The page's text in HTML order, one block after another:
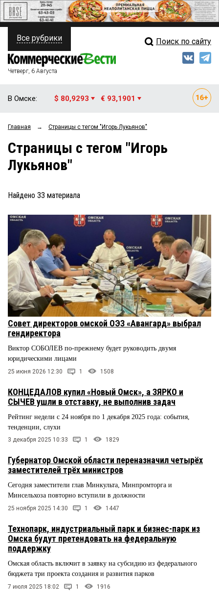
ПОЛИТИКА
ФИНАНСЫ
ОБЩЕСТВО
ЗАКОН
НОВОСТИ КОМПАНИЙ
ПРОИСШЕСТВИЯ
СТИЛЬ ЖИЗНИ
Свежий выпуск
Мнения
Рейтинги
Все рубрики Поиск по сайту
Четверг, 6 Августа
В Омске: $ 80,9293 € 93,1901
Главная → Страницы c тегом "Игорь Лукьянов"
Страницы c тегом "Игорь
Лукьянов"
Найдено 33 материала
Совет директоров омской ОЭЗ «Авангард» выбрал
гендиректора
Виктор СОБОЛЕВ по-прежнему будет руководить двумя
юридическими лицами
25 июня 2026 12:30 1 1508
КОНЦЕДАЛОВ купил «Новый Омск», а ЗЯРКО и
СЫЧЕВ ушли в отставку, не выполнив задач
Рейтинг недели с 24 ноября по 1 декабря 2025 года: события,
тенденции, слухи
3 декабря 2025 10:33 1 1829
Губернатор Омской области переназначил четырёх
заместителей трёх министров
Сегодня заместители глав Минкульта, Минпромторга и
Минсельхоза повторно вступили в должности
25 ноября 2025 14:30 1 1447
Технопарк, индустриальный парк и бизнес-парк из
Омска будут претендовать на федеральную
поддержку
Омская область включит в заявку на субсидию из федерального
бюджета три проекта создания и развития парков
7 июля 2025 18:02 1 1916